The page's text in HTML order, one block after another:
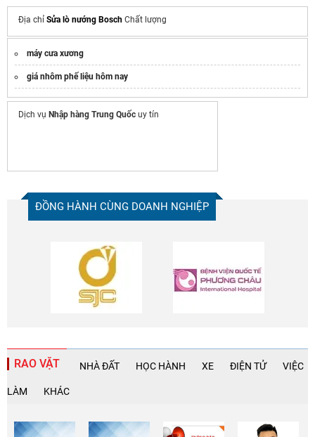
Địa chỉ Sửa lò nướng Bosch Chất lượng
máy cưa xương
giá nhôm phế liệu hôm nay
Dịch vụ Nhập hàng Trung Quốc uy tín
ĐỒNG HÀNH CÙNG DOANH NGHIỆP
RAO VẶT NHÀ ĐẤT HỌC HÀNH XE ĐIỆN TỬ VIỆC
LÀM KHÁC